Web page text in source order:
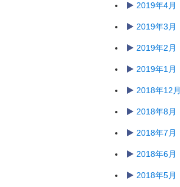
2019年4月
2019年3月
2019年2月
2019年1月
2018年12月
2018年8月
2018年7月
2018年6月
2018年5月